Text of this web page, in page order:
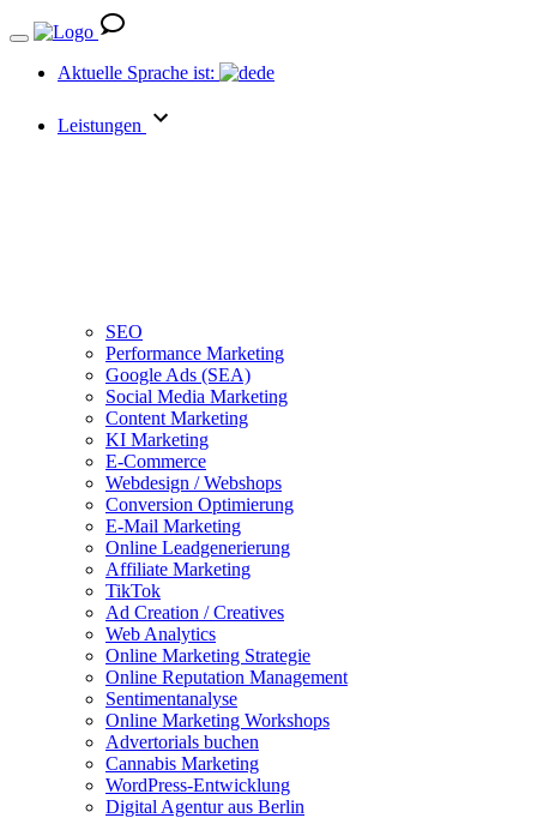
Aktuelle Sprache ist: de
Leistungen
SEO
Performance Marketing
Google Ads (SEA)
Social Media Marketing
Content Marketing
KI Marketing
E-Commerce
Webdesign / Webshops
Conversion Optimierung
E-Mail Marketing
Online Leadgenerierung
Affiliate Marketing
TikTok
Ad Creation / Creatives
Web Analytics
Online Marketing Strategie
Online Reputation Management
Sentimentanalyse
Online Marketing Workshops
Advertorials buchen
Cannabis Marketing
WordPress-Entwicklung
Digital Agentur aus Berlin